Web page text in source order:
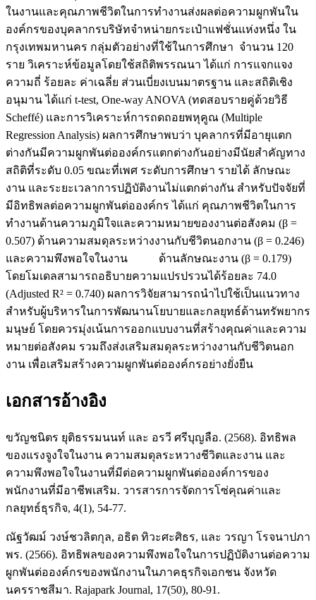
ในงานและคุณภาพชีวิตในการทำงานส่งผลต่อความผูกพันใน
องค์กรของบุคลากรบริษัทจำหน่ายกระเป๋าแฟชั่นแห่งหนึ่ง ใน
กรุงเทพมหานคร กลุ่มตัวอย่างที่ใช้ในการศึกษา จำนวน 120
ราย วิเคราะห์ข้อมูลโดยใช้สถิติพรรณนา ได้แก่ การแจกแจง
ความถี่ ร้อยละ ค่าเฉลี่ย ส่วนเบี่ยงเบนมาตรฐาน และสถิติเชิง
อนุมาน ได้แก่ t-test, One-way ANOVA (ทดสอบรายคู่ด้วยวิธี
Scheffé) และการวิเคราะห์การถดถอยพหุคูณ (Multiple
Regression Analysis) ผลการศึกษาพบว่า บุคลากรที่มีอายุแตก
ต่างกันมีความผูกพันต่อองค์กรแตกต่างกันอย่างมีนัยสำคัญทาง
สถิติที่ระดับ 0.05 ขณะที่เพศ ระดับการศึกษา รายได้ ลักษณะ
งาน และระยะเวลาการปฏิบัติงานไม่แตกต่างกัน สำหรับปัจจัยที่
มีอิทธิพลต่อความผูกพันต่อองค์กร ได้แก่ คุณภาพชีวิตในการ
ทำงานด้านความภูมิใจและความหมายของงานต่อสังคม (β =
0.507) ด้านความสมดุลระหว่างงานกับชีวิตนอกงาน (β = 0.246)
และความพึงพอใจในงาน ด้านลักษณะงาน (β = 0.179)
โดยโมเดลสามารถอธิบายความแปรปรวนได้ร้อยละ 74.0
(Adjusted R² = 0.740) ผลการวิจัยสามารถนำไปใช้เป็นแนวทาง
สำหรับผู้บริหารในการพัฒนานโยบายและกลยุทธ์ด้านทรัพยากร
มนุษย์ โดยควรมุ่งเน้นการออกแบบงานที่สร้างคุณค่าและความ
หมายต่อสังคม รวมถึงส่งเสริมสมดุลระหว่างงานกับชีวิตนอก
งาน เพื่อเสริมสร้างความผูกพันต่อองค์กรอย่างยั่งยืน
เอกสารอ้างอิง
ขวัญชนิตร ยุติธรรมนนท์ และ อรวี ศรีบุญลือ. (2568). อิทธิพล
ของแรงจูงใจในงาน ความสมดุลระหวางชีวิตและงาน และ
ความพึงพอใจในงานที่มีต่อความผูกพันต่อองค์การของ
พนักงานที่มีอาชีพเสริม. วารสารการจัดการโซ่คุณค่าและ
กลยุทธ์ธุรกิจ, 4(1), 54-77.
ณัฐวัฒม์ วงษ์ชวลิตกุล, อธิต ทิวะศะศิธร, และ วรญา โรจนาปภา
พร. (2566). อิทธิพลของความพึงพอใจในการปฏิบัติงานต่อความ
ผูกพันต่อองค์กรของพนักงานในภาคธุรกิจเอกชน จังหวัด
นครราชสีมา. Rajapark Journal, 17(50), 80-91.